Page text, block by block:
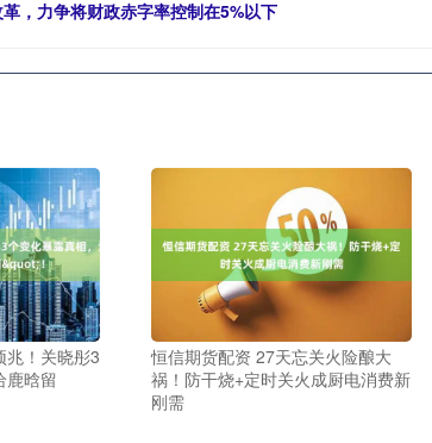
，力争将财政赤字率控制在5%以下
兆！关晓彤3
鹿晗留
恒信期货配资 27天忘关火险酿大
祸！防干烧+定时关火成厨电消费新
刚需